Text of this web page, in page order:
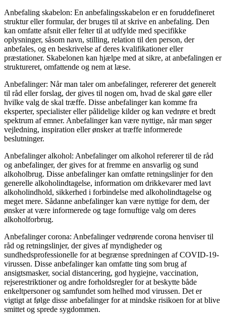
Anbefaling skabelon: En anbefalingsskabelon er en foruddefineret
struktur eller formular, der bruges til at skrive en anbefaling. Den
kan omfatte afsnit eller felter til at udfylde med specifikke
oplysninger, såsom navn, stilling, relation til den person, der
anbefales, og en beskrivelse af deres kvalifikationer eller
præstationer. Skabelonen kan hjælpe med at sikre, at anbefalingen er
struktureret, omfattende og nem at læse.
Anbefalinger: Når man taler om anbefalinger, refererer det generelt
til råd eller forslag, der gives til nogen om, hvad de skal gøre eller
hvilke valg de skal træffe. Disse anbefalinger kan komme fra
eksperter, specialister eller pålidelige kilder og kan vedrøre et bredt
spektrum af emner. Anbefalinger kan være nyttige, når man søger
vejledning, inspiration eller ønsker at træffe informerede
beslutninger.
Anbefalinger alkohol: Anbefalinger om alkohol refererer til de råd
og anbefalinger, der gives for at fremme en ansvarlig og sund
alkoholbrug. Disse anbefalinger kan omfatte retningslinjer for den
generelle alkoholindtagelse, information om drikkevarer med lavt
alkoholindhold, sikkerhed i forbindelse med alkoholindtagelse og
meget mere. Sådanne anbefalinger kan være nyttige for dem, der
ønsker at være informerede og tage fornuftige valg om deres
alkoholforbrug.
Anbefalinger corona: Anbefalinger vedrørende corona henviser til
råd og retningslinjer, der gives af myndigheder og
sundhedsprofessionelle for at begrænse spredningen af ​​COVID-19-
virussen. Disse anbefalinger kan omfatte ting som brug af
ansigtsmasker, social distancering, god hygiejne, vaccination,
rejserestriktioner og andre forholdsregler for at beskytte både
enkeltpersoner og samfundet som helhed mod virussen. Det er
vigtigt at følge disse anbefalinger for at mindske risikoen for at blive
smittet og sprede sygdommen.